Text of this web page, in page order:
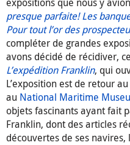
presque parfaite! Les
Pour tout l’or des
compléter de grandes
avons décidé de récidiver,
L’expédition Franklin, qui
L’exposition est de retour
au National Maritime
objets fascinants ayant fait
Franklin, dont des articles
découvertes de ses navires,